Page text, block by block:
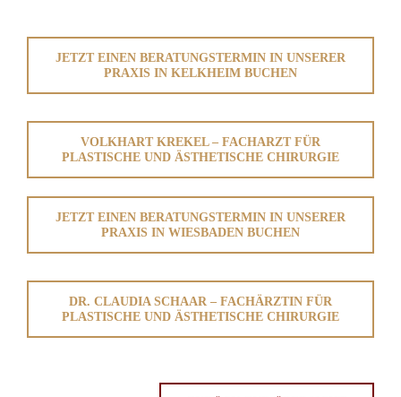
JETZT EINEN BERATUNGSTERMIN IN UNSERER
PRAXIS IN KELKHEIM BUCHEN
VOLKHART KREKEL – FACHARZT FÜR
PLASTISCHE UND ÄSTHETISCHE CHIRURGIE
JETZT EINEN BERATUNGSTERMIN IN UNSERER
PRAXIS IN WIESBADEN BUCHEN
DR. CLAUDIA SCHAAR – FACHÄRZTIN FÜR
PLASTISCHE UND ÄSTHETISCHE CHIRURGIE